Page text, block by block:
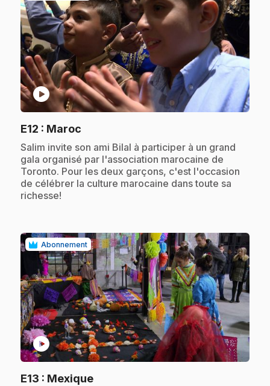
play_circle
E12 : Maroc
.Salim invite son ami Bilal à participer à un grand
gala organisé par l'association marocaine de
Toronto. Pour les deux garçons, c'est l'occasion
de célébrer la culture marocaine dans toute sa
richesse!
Abonnement
play_circle
E13 : Mexique.